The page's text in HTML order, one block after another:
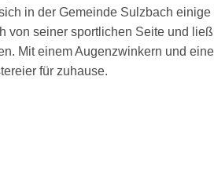
in der Gemeinde Sulzbach einige
von seiner sportlichen Seite und
Mit einem Augenzwinkern und
für zuhause.